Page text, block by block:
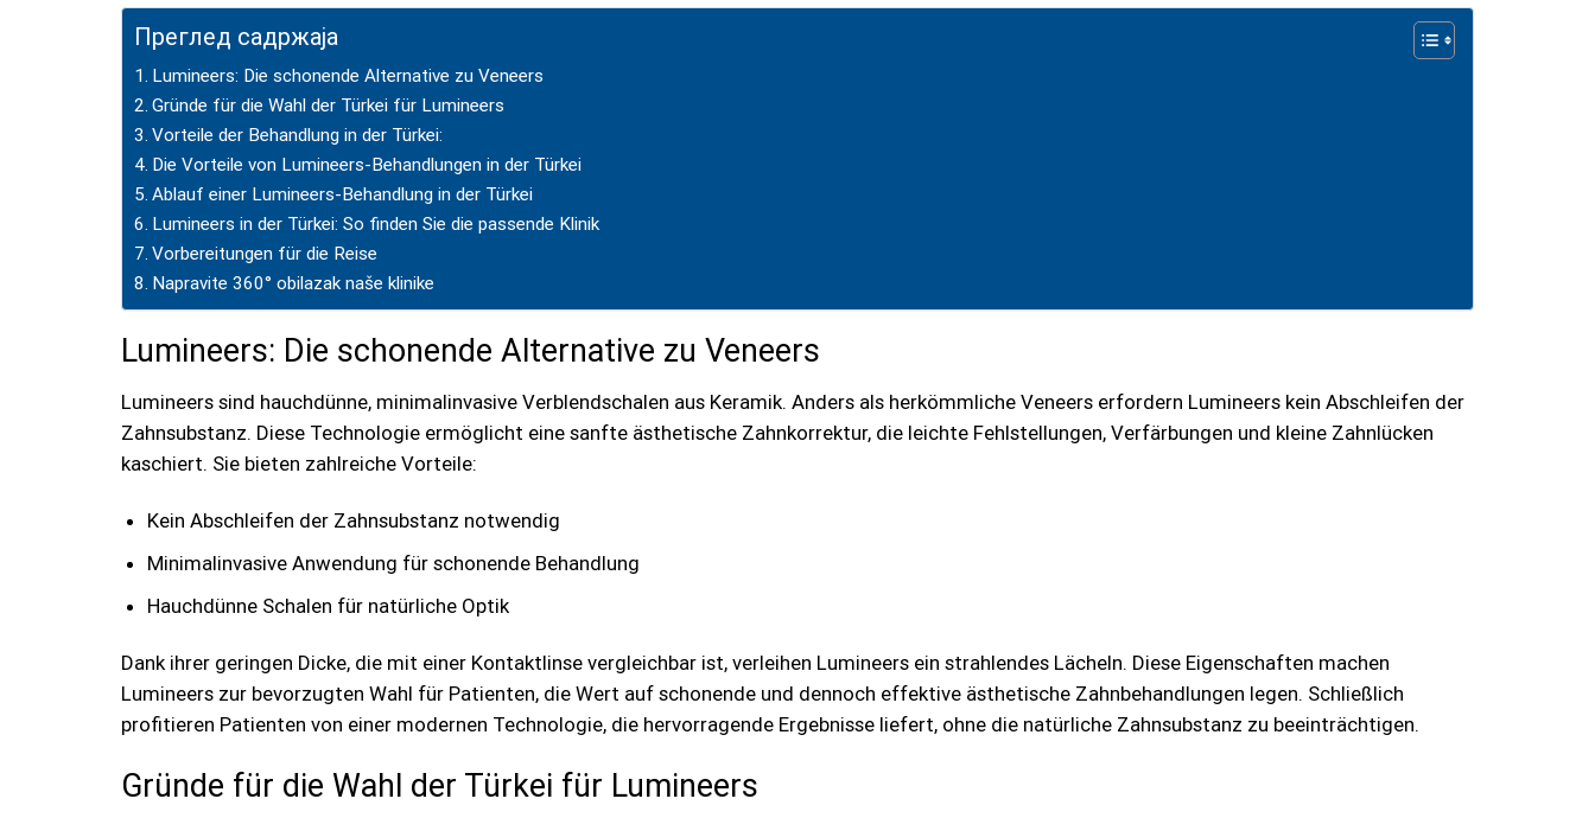
left
Преглед садржаја
Lumineers: Die schonende Alternative zu Veneers
Gründe für die Wahl der Türkei für Lumineers
Vorteile der Behandlung in der Türkei:
Die Vorteile von Lumineers-Behandlungen in der Türkei
Ablauf einer Lumineers-Behandlung in der Türkei
Lumineers in der Türkei: So finden Sie die passende Klinik
Vorbereitungen für die Reise
Napravite 360° obilazak naše klinike
Lumineers: Die schonende Alternative zu Veneers
Lumineers sind hauchdünne, minimalinvasive Verblendschalen aus Keramik. Anders als herkömmliche Veneers erfordern Lumineers kein Abschleifen der
Zahnsubstanz. Diese Technologie ermöglicht eine sanfte ästhetische Zahnkorrektur, die leichte Fehlstellungen, Verfärbungen und kleine Zahnlücken
kaschiert. Sie bieten zahlreiche Vorteile:
Kein Abschleifen der Zahnsubstanz notwendig
Minimalinvasive Anwendung für schonende Behandlung
Hauchdünne Schalen für natürliche Optik
Dank ihrer geringen Dicke, die mit einer Kontaktlinse vergleichbar ist, verleihen Lumineers ein strahlendes Lächeln. Diese Eigenschaften machen
Lumineers zur bevorzugten Wahl für Patienten, die Wert auf schonende und dennoch effektive ästhetische Zahnbehandlungen legen. Schließlich
profitieren Patienten von einer modernen Technologie, die hervorragende Ergebnisse liefert, ohne die natürliche Zahnsubstanz zu beeinträchtigen.
Gründe für die Wahl der Türkei für Lumineers